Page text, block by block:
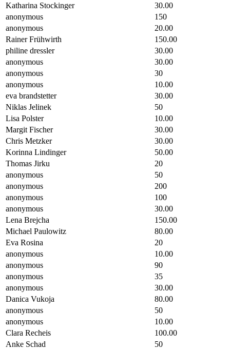
Katharina Stockinger
30.00
anonymous
150
anonymous
20.00
Rainer Frühwirth
150.00
philine dressler
30.00
anonymous
30.00
anonymous
30
anonymous
10.00
eva brandstetter
30.00
Niklas Jelinek
50
Lisa Polster
10.00
Margit Fischer
30.00
Chris Metzker
30.00
Korinna Lindinger
50.00
Thomas Jirku
20
anonymous
50
anonymous
200
anonymous
100
anonymous
30.00
Lena Brejcha
150.00
Michael Paulowitz
80.00
Eva Rosina
20
anonymous
10.00
anonymous
90
anonymous
35
anonymous
30.00
Danica Vukoja
80.00
anonymous
50
anonymous
10.00
Clara Recheis
100.00
Anke Schad
50